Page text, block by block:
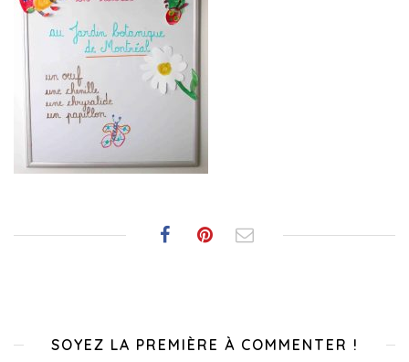
SOYEZ LA PREMIÈRE À COMMENTER !